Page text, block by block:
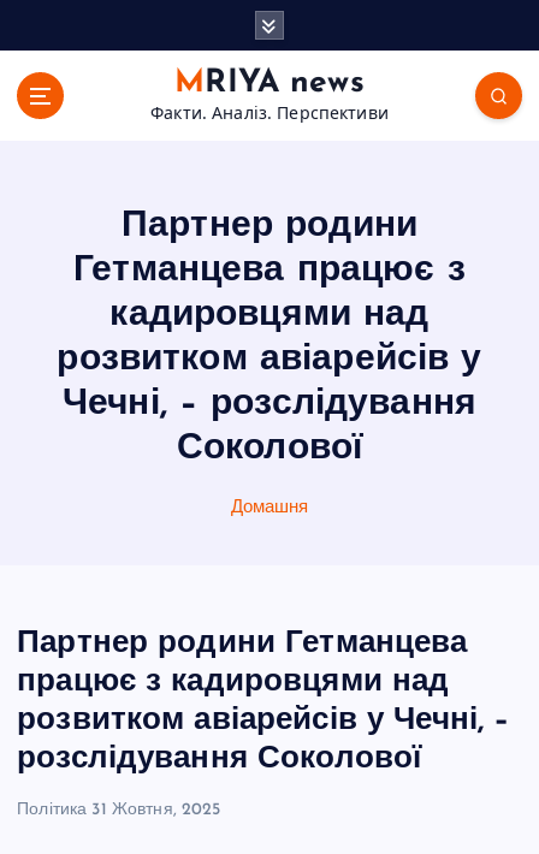
MRIYA news
Факти. Аналіз. Перспективи
Партнер родини
Гетманцева працює з
кадировцями над
розвитком авіарейсів у
Чечні, – розслідування
Соколової
Домашня
Партнер родини Гетманцева
працює з кадировцями над
розвитком авіарейсів у Чечні, –
розслідування Соколової
Політика 31 Жовтня, 2025